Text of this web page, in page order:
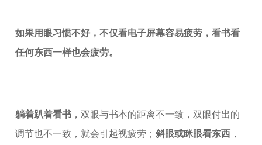
如果用眼习惯不好，不仅看电子屏幕容易疲劳，看书看
任何东西一样也会疲劳。
躺着趴着看书 ，双眼与书本的距离不一致，双眼付出的
调节也不一致，就会引起视疲劳；斜眼或眯眼看东西 ，